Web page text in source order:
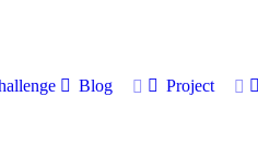
Blog Project